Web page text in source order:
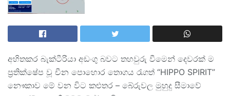
අහිතකර බැක්ටීරියා අඩංගු බවට තහවුරු වීමෙන් දෙවරක් ම
ප්‍රතික්ෂේප වූ චීන පොහොර තොගය රැගත් “HIPPO SPIRIT”
නෞකාව මේ වන විට කළුතර – බේරුවල මුහුදු සීමාවේ